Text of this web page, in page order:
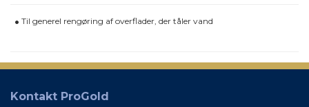
Til generel rengøring af overflader, der tåler vand
Kontakt ProGold